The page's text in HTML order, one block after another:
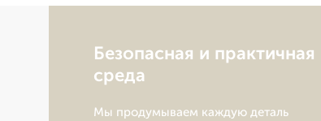
Безопасная и практичная
среда
Мы продумываем каждую деталь